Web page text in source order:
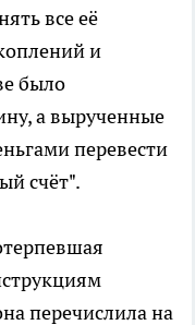
все её
и
было
а вырученные
перевести
счёт".
перечислила на